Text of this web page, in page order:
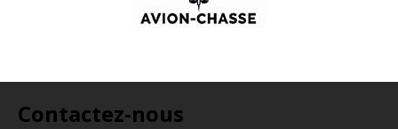
Contactez-nous